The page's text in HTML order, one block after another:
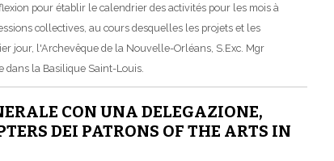
pour établir le calendrier des activités pour les mois à
collectives, au cours desquelles les projets et les
jour, l'Archevêque de la Nouvelle-Orléans, S.Exc. Mgr
la Basilique Saint-Louis.
CON UNA DELEGAZIONE,
DEI PATRONS OF THE ARTS IN